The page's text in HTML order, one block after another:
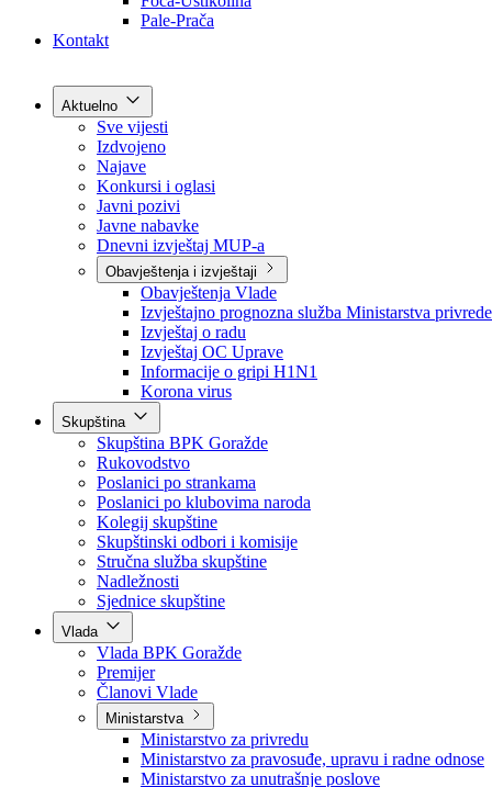
Općine
Kontakt
Aktuelno
Sve vijesti
Izdvojeno
Najave
Konkursi i oglasi
Javni pozivi
Javne nabavke
Dnevni izvještaj MUP-a
Obavještenja i izvještaji
Obavještenja Vlade
Izvještajno prognozna služba Ministarstva privrede
Izvještaj o radu
Izvještaj OC Uprave
Informacije o gripi H1N1
Korona virus
Skupština
Skupština BPK Goražde
Rukovodstvo
Poslanici po strankama
Poslanici po klubovima naroda
Kolegij skupštine
Skupštinski odbori i komisije
Stručna služba skupštine
Nadležnosti
Sjednice skupštine
Vlada
Vlada BPK Goražde
Premijer
Članovi Vlade
Ministarstva